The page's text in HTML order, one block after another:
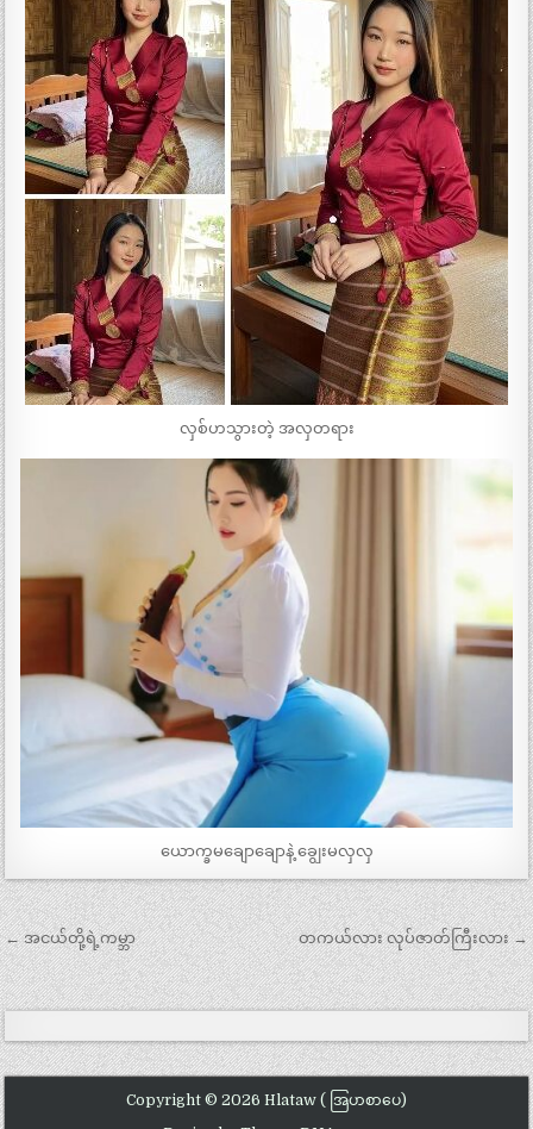
လှစ်ဟသွားတဲ့ အလှတရား
ယောက္ခမချောချောနဲ့ ချွေးမလှလှ
Post
navigation
← အငယ်တို့ရဲ့ကမ္ဘာ တကယ်လား လုပ်ဇာတ်ကြီးလား →
Copyright © 2026 Hlataw ( အြပာစာပေ)